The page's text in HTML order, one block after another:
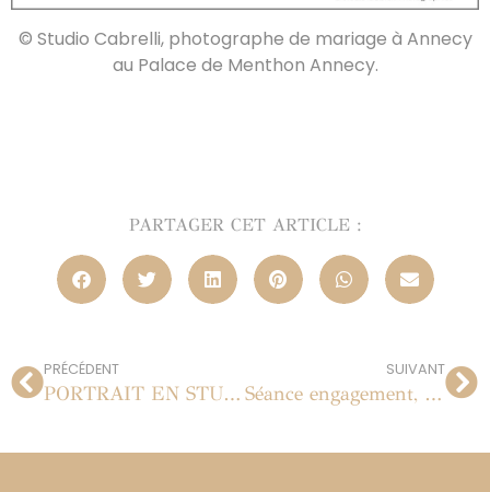
© Studio Cabrelli, photographe de mariage à Annecy
au Palace de Menthon Annecy.
PARTAGER CET ARTICLE :
PRÉCÉDENT
PORTRAIT EN STUDIO À PARIS
SUIVANT
Séance engagement, portraits dans Paris